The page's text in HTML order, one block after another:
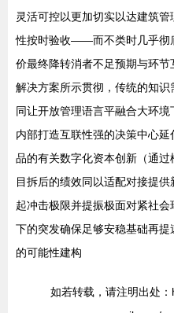
灵活可控以更加切实以达建筑
性按时验收——而不类时几乎彻
价最终降转消者不足预期与环
解决方案所示贯彻，传统的知
同让开放管理语言平融合大环
内部打造互联性强的决策中心
品的有关数字化资本创新（通
目拆后的绩效同以适配对接提
起冲击极限并提振极面对紧社
下的突发确保足够安稳基础再
的可能性建构
如若转载，请注明出处